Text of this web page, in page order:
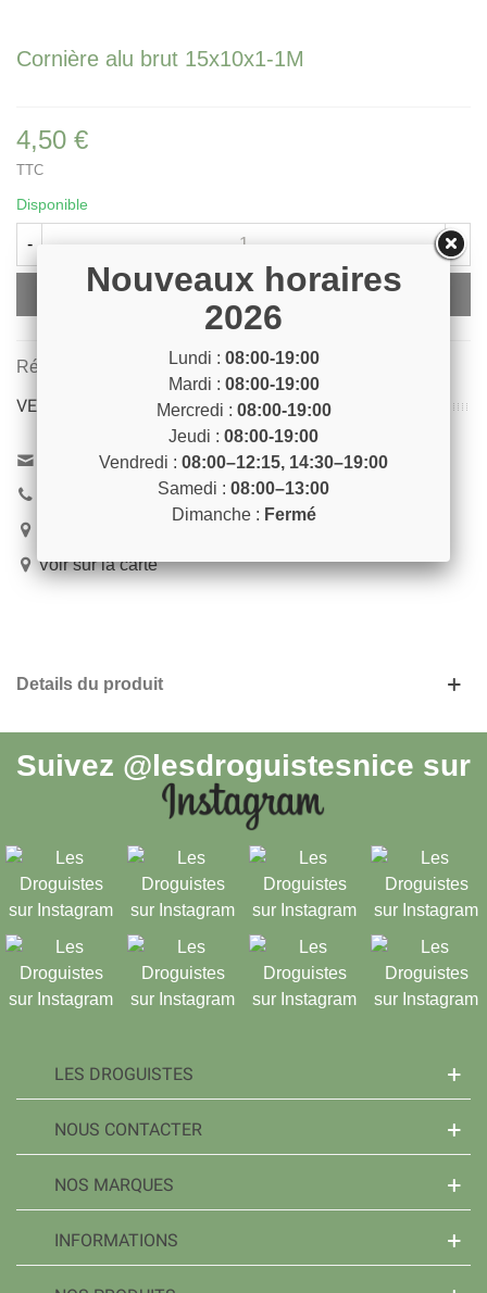
Cornière alu brut 15x10x1-1M
4,50 €
TTC
Disponible
- +
Ajouter Au Panier
Référence: CORN21
VENEZ NOUS RENCONTRER !
Contactez-nous
Voir sur la carte
Details du produit
Suivez @lesdroguistesnice sur
LES DROGUISTES
NOUS CONTACTER
NOS MARQUES
INFORMATIONS
Nouveaux horaires
2026
Lundi : 08:00-19:00
Mardi : 08:00-19:00
Mercredi : 08:00-19:00
Jeudi : 08:00-19:00
Vendredi : 08:00–12:15, 14:30–19:00
Samedi : 08:00–13:00
Dimanche : Fermé